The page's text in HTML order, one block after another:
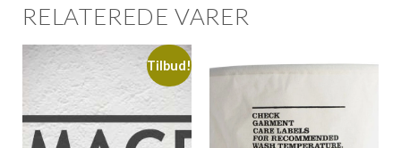
RELATEREDE VARER
Tilbud!